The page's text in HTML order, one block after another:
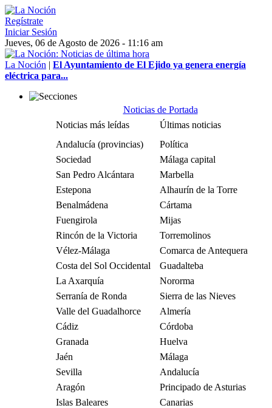
Regístrate
Iniciar Sesión
Jueves, 06 de Agosto de 2026 - 11:16 am
La Noción | El Ayuntamiento de El Ejido ya genera energía
eléctrica para...
Noticias de Portada
Noticias más leídas
Últimas noticias
Andalucía (provincias)
Política
Sociedad
Málaga capital
San Pedro Alcántara
Marbella
Estepona
Alhaurín de la Torre
Benalmádena
Cártama
Fuengirola
Mijas
Rincón de la Victoria
Torremolinos
Vélez-Málaga
Comarca de Antequera
Costa del Sol Occidental
Guadalteba
La Axarquía
Nororma
Serranía de Ronda
Sierra de las Nieves
Valle del Guadalhorce
Almería
Cádiz
Córdoba
Granada
Huelva
Jaén
Málaga
Sevilla
Andalucía
Aragón
Principado de Asturias
Islas Baleares
Canarias